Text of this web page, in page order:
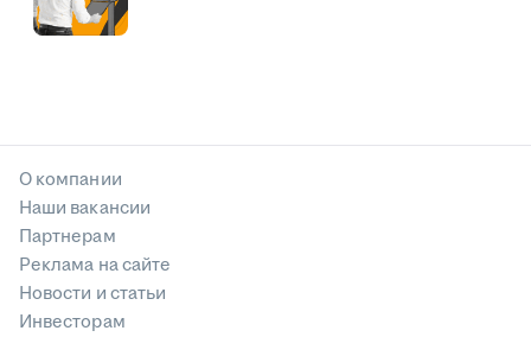
О компании
Наши вакансии
Партнерам
Реклама на сайте
Новости и статьи
Инвесторам